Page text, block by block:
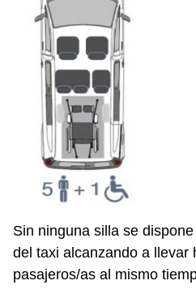
Sin ninguna silla se
del taxi alcanzando a llevar
pasajeros/as al mismo